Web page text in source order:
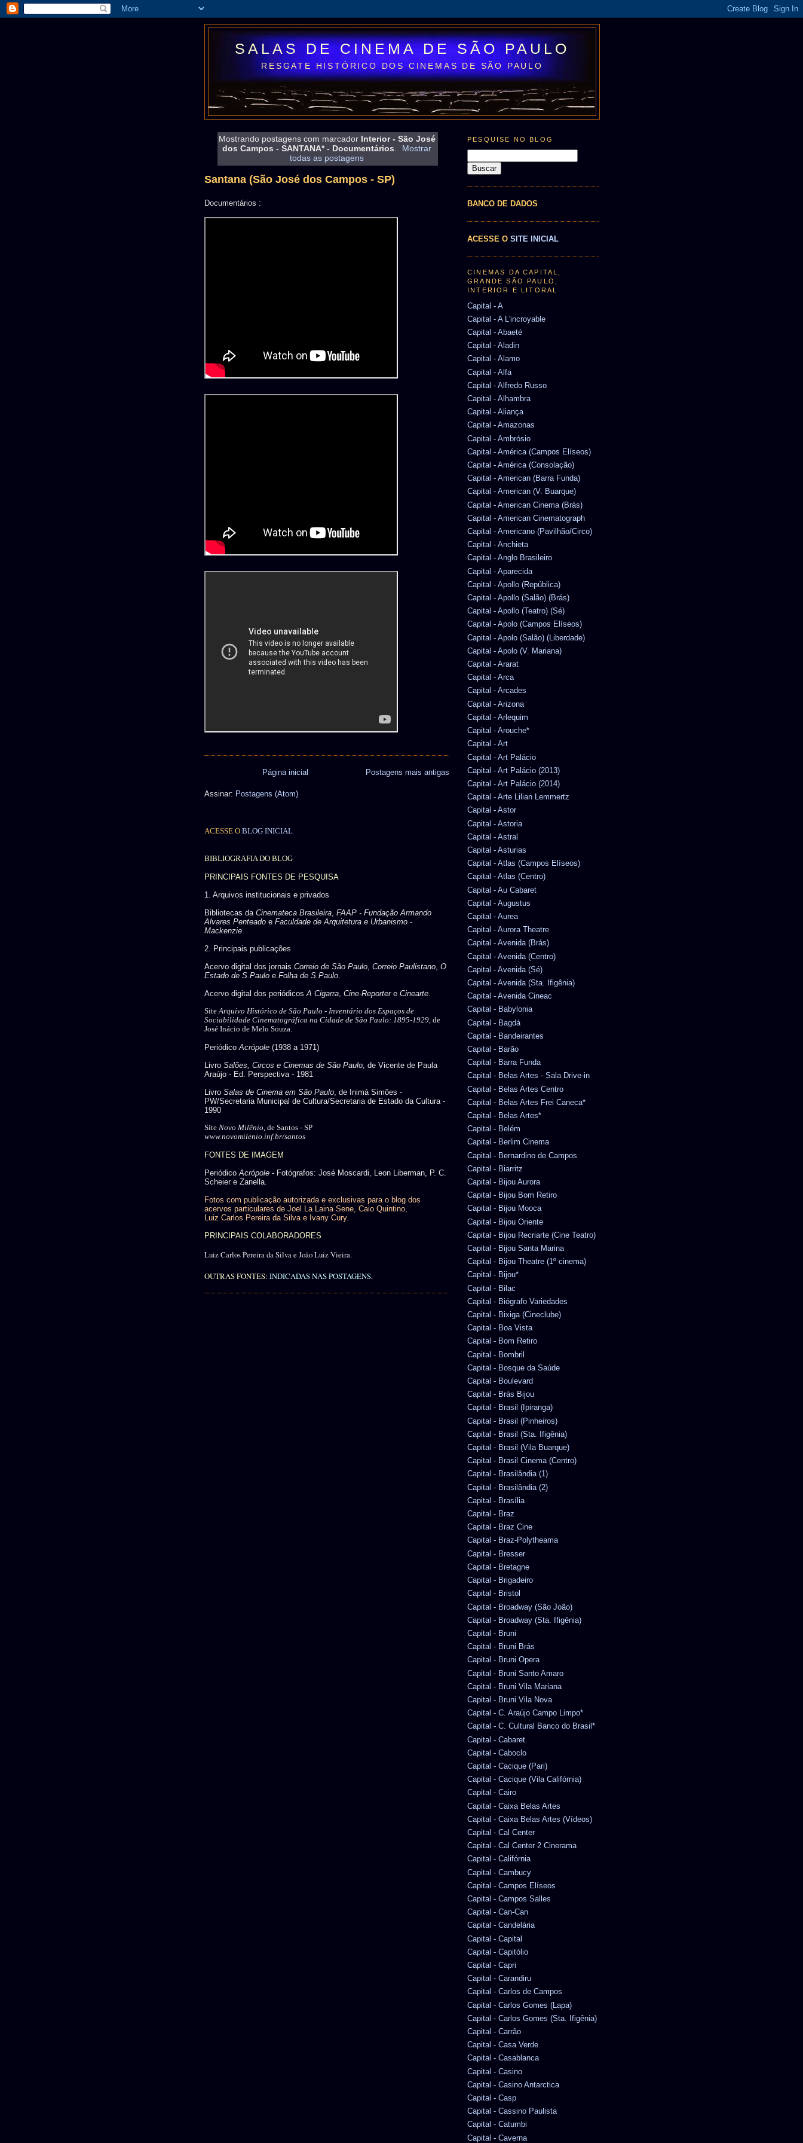
SALAS DE CINEMA DE SÃO PAULO
RESGATE HISTÓRICO DOS CINEMAS DE SÃO PAULO
Mostrando postagens com marcador Interior - São José
dos Campos - SANTANA* - Documentários.
Mostrar
todas as postagens
Santana (São José dos Campos - SP)
Documentários :
Postagens mais antigas
Página inicial
Assinar: Postagens (Atom)
ACESSE O BLOG INICIAL
BIBLIOGRAFIA DO BLOG
PRINCIPAIS FONTES DE PESQUISA
1. Arquivos institucionais e privados
Bibliotecas da Cinemateca Brasileira, FAAP - Fundação Armando
Alvares Penteado e Faculdade de Arquitetura e Urbanismo -
Mackenzie.
2. Principais publicações
Acervo digital dos jornais Correio de São Paulo, Correio Paulistano, O
Estado de S.Paulo e Folha de S.Paulo.
Acervo digital dos periódicosA Cigarra, Cine-Reportere Cinearte.
SiteArquivo Histórico de São Paulo - Inventário dos Espaços de
Sociabilidade Cinematográfica na Cidade de São Paulo: 1895-1929, de
José Inácio de Melo Souza.
PeriódicoAcrópole (1938 a 1971)
Livro Salões, Circos e Cinemas de São Paulo, de Vicente de Paula
Araújo - Ed. Perspectiva - 1981
Livro Salas de Cinema em São Paulo, de Inimá Simões -
PW/Secretaria Municipal de Cultura/Secretaria de Estado da Cultura -
1990
Site Novo Milênio, de Santos - SP
www.novomilenio.inf.br/santos
FONTES DE IMAGEM
PeriódicoAcrópole - Fotógrafos: José Moscardi, Leon Liberman, P. C.
Scheier e Zanella.
Fotos com publicação autorizada e exclusivas para o blog dos
acervos particulares de Joel La Laina Sene, Caio Quintino,
Luiz Carlos Pereira da Silva e Ivany Cury.
PRINCIPAIS COLABORADORES
Luiz Carlos Pereira da Silva e João Luiz Vieira.
OUTRAS FONTES: INDICADAS NAS POSTAGENS.
PESQUISE NO BLOG
BANCO DE DADOS
ACESSE O SITE INICIAL
CINEMAS DA CAPITAL,
GRANDE SÃO PAULO,
INTERIOR E LITORAL
Capital - A
Capital - A L'incroyable
Capital - Abaeté
Capital - Aladin
Capital - Alamo
Capital - Alfa
Capital - Alfredo Russo
Capital - Alhambra
Capital - Aliança
Capital - Amazonas
Capital - Ambrósio
Capital - América (Campos Elíseos)
Capital - América (Consolação)
Capital - American (Barra Funda)
Capital - American (V. Buarque)
Capital - American Cinema (Brás)
Capital - American Cinematograph
Capital - Americano (Pavilhão/Circo)
Capital - Anchieta
Capital - Anglo Brasileiro
Capital - Aparecida
Capital - Apollo (República)
Capital - Apollo (Salão) (Brás)
Capital - Apollo (Teatro) (Sé)
Capital - Apolo (Campos Elíseos)
Capital - Apolo (Salão) (Liberdade)
Capital - Apolo (V. Mariana)
Capital - Ararat
Capital - Arca
Capital - Arcades
Capital - Arizona
Capital - Arlequim
Capital - Arouche*
Capital - Art
Capital - Art Palácio
Capital - Art Palácio (2013)
Capital - Art Palácio (2014)
Capital - Arte Lilian Lemmertz
Capital - Astor
Capital - Astoria
Capital - Astral
Capital - Asturias
Capital - Atlas (Campos Elíseos)
Capital - Atlas (Centro)
Capital - Au Cabaret
Capital - Augustus
Capital - Aurea
Capital - Aurora Theatre
Capital - Avenida (Brás)
Capital - Avenida (Centro)
Capital - Avenida (Sé)
Capital - Avenida (Sta. Ifigênia)
Capital - Avenida Cineac
Capital - Babylonia
Capital - Bagdá
Capital - Bandeirantes
Capital - Barão
Capital - Barra Funda
Capital - Belas Artes - Sala Drive-in
Capital - Belas Artes Centro
Capital - Belas Artes Frei Caneca*
Capital - Belas Artes*
Capital - Belém
Capital - Berlim Cinema
Capital - Bernardino de Campos
Capital - Biarritz
Capital - Bijou Aurora
Capital - Bijou Bom Retiro
Capital - Bijou Mooca
Capital - Bijou Oriente
Capital - Bijou Recriarte (Cine Teatro)
Capital - Bijou Santa Marina
Capital - Bijou Theatre (1º cinema)
Capital - Bijou*
Capital - Bilac
Capital - Biógrafo Variedades
Capital - Bixiga (Cineclube)
Capital - Boa Vista
Capital - Bom Retiro
Capital - Bombril
Capital - Bosque da Saúde
Capital - Boulevard
Capital - Brás Bijou
Capital - Brasil (Ipiranga)
Capital - Brasil (Pinheiros)
Capital - Brasil (Sta. Ifigênia)
Capital - Brasil (Vila Buarque)
Capital - Brasil Cinema (Centro)
Capital - Brasilândia (1)
Capital - Brasilândia (2)
Capital - Brasília
Capital - Braz
Capital - Braz Cine
Capital - Braz-Polytheama
Capital - Bresser
Capital - Bretagne
Capital - Brigadeiro
Capital - Bristol
Capital - Broadway (São João)
Capital - Broadway (Sta. Ifigênia)
Capital - Bruni
Capital - Bruni Brás
Capital - Bruni Opera
Capital - Bruni Santo Amaro
Capital - Bruni Vila Mariana
Capital - Bruni Vila Nova
Capital - C. Araújo Campo Limpo*
Capital - C. Cultural Banco do Brasil*
Capital - Cabaret
Capital - Caboclo
Capital - Cacique (Pari)
Capital - Cacique (Vila Califórnia)
Capital - Cairo
Capital - Caixa Belas Artes
Capital - Caixa Belas Artes (Vídeos)
Capital - Cal Center
Capital - Cal Center 2 Cinerama
Capital - Califórnia
Capital - Cambucy
Capital - Campos Elíseos
Capital - Campos Salles
Capital - Can-Can
Capital - Candelária
Capital - Capital
Capital - Capitólio
Capital - Capri
Capital - Carandiru
Capital - Carlos de Campos
Capital - Carlos Gomes (Lapa)
Capital - Carlos Gomes (Sta. Ifigênia)
Capital - Carrão
Capital - Casa Verde
Capital - Casablanca
Capital - Casino
Capital - Casino Antarctica
Capital - Casp
Capital - Cassino Paulista
Capital - Catumbi
Capital - Caverna